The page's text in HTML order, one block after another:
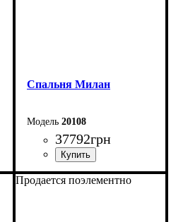
Спальня Милан
20108
37792грн
Продается поэлементно